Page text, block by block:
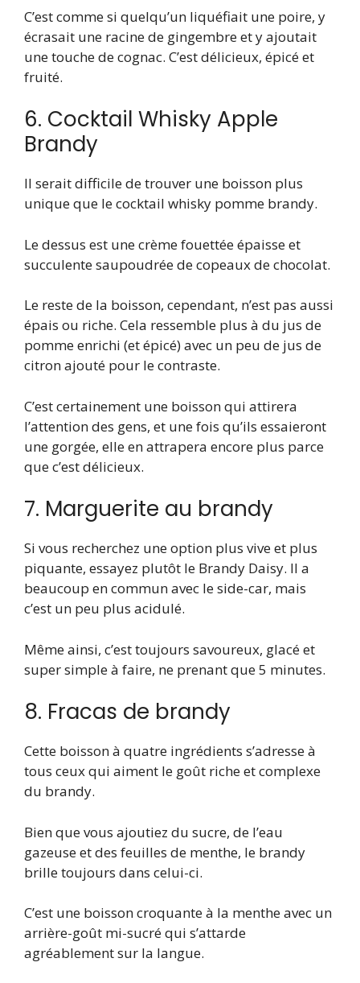
C’est comme si quelqu’un liquéfiait une poire, y
écrasait une racine de gingembre et y ajoutait
une touche de cognac. C’est délicieux, épicé et
fruité.
6. Cocktail Whisky Apple
Brandy
Il serait difficile de trouver une boisson plus
unique que le cocktail whisky pomme brandy.
Le dessus est une crème fouettée épaisse et
succulente saupoudrée de copeaux de chocolat.
Le reste de la boisson, cependant, n’est pas aussi
épais ou riche. Cela ressemble plus à du jus de
pomme enrichi (et épicé) avec un peu de jus de
citron ajouté pour le contraste.
C’est certainement une boisson qui attirera
l’attention des gens, et une fois qu’ils essaieront
une gorgée, elle en attrapera encore plus parce
que c’est délicieux.
7. Marguerite au brandy
Si vous recherchez une option plus vive et plus
piquante, essayez plutôt le Brandy Daisy. Il a
beaucoup en commun avec le side-car, mais
c’est un peu plus acidulé.
Même ainsi, c’est toujours savoureux, glacé et
super simple à faire, ne prenant que 5 minutes.
8. Fracas de brandy
Cette boisson à quatre ingrédients s’adresse à
tous ceux qui aiment le goût riche et complexe
du brandy.
Bien que vous ajoutiez du sucre, de l’eau
gazeuse et des feuilles de menthe, le brandy
brille toujours dans celui-ci.
C’est une boisson croquante à la menthe avec un
arrière-goût mi-sucré qui s’attarde
agréablement sur la langue.